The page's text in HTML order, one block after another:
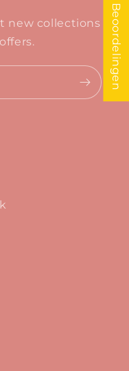
new collections
★ Beoordelingen